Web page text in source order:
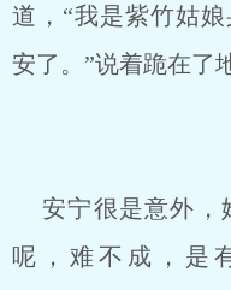
道，“我是紫竹姑
安了。”说着跪在了
安宁很是意外，
呢，难不成，是